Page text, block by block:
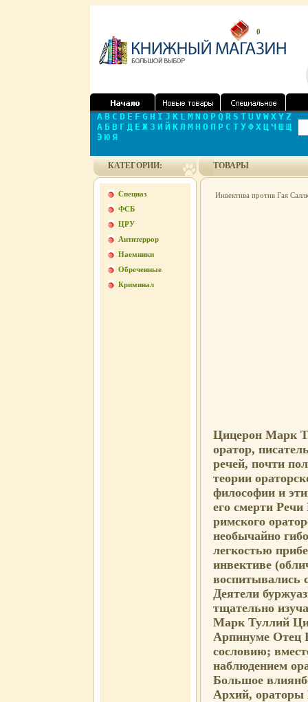
0
A B C D E F G H I J K L M N O P Q R S T U V W X Y Z
А Б В Г Д Е Ж З И Й К Л М Н О П Р С Т У Ф Х Ц Ч Ш Щ
Э Ю Я
КАТЕГОРИИ:
Спецназ
ФСБ
ЦРУ
Антитеррор
Наемники
Обреченные
Криминал
ТОВАРЫ
Инвектива против Гая
Цицерон Марк
оратор,
речей, почти
теории
философии и
его смерти
римского
необычайно
легкостью
инвективе
воспитывались
Деятели
тщательно
Марк Туллий
Арпинуме Отец
сословию;
наблюдением
Большое
Архий,